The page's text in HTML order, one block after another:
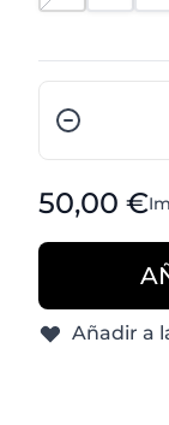
Cantidad
Desde:
50,00 €
Añadir a